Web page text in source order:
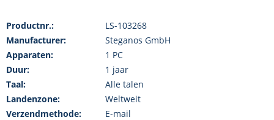
Productnr.:
LS-103268
Manufacturer:
Steganos GmbH
Apparaten:
1 PC
Duur:
1 jaar
Taal:
Alle talen
Landenzone:
Weltweit
Verzendmethode:
E-mail